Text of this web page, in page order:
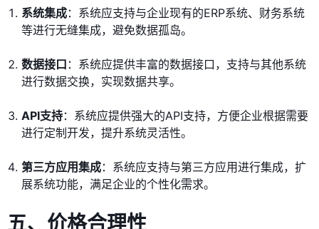
系统集成：系统应支持与企业现有的ERP系统、财务系统
等进行无缝集成，避免数据孤岛。
数据接口 ：系统应提供丰富的数据接口，支持与其他系统
进行数据交换，实现数据共享。
API支持：系统应提供强大的API支持，方便企业根据需要
进行定制开发，提升系统灵活性。
第三方应用集成：系统应支持与第三方应用进行集成，扩
展系统功能，满足企业的个性化需求。
五、价格合理性